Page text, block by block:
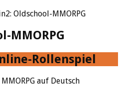
Oldschool-MMORPG
MMORPG
Rollenspiel